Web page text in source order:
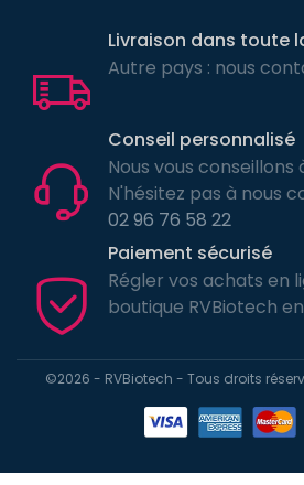
Livraison dans toute
Autre pays : nous
Conseil personnalisé
Nous vous
N'hésitez pas à nous
02 96 76 58 22
Paiement sécurisé
Régler vos achats en
boutique RVBiotech
©2026 - RVBiotech - Tous droits